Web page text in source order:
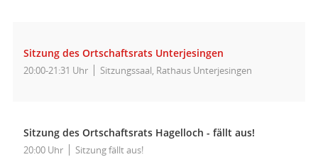
Sitzung des Ortschaftsrats Unterjesingen
20:00-21:31 Uhr Sitzungssaal, Rathaus Unterjesingen
Sitzung des Ortschaftsrats Hagelloch - fällt aus!
20:00 Uhr Sitzung fällt aus!